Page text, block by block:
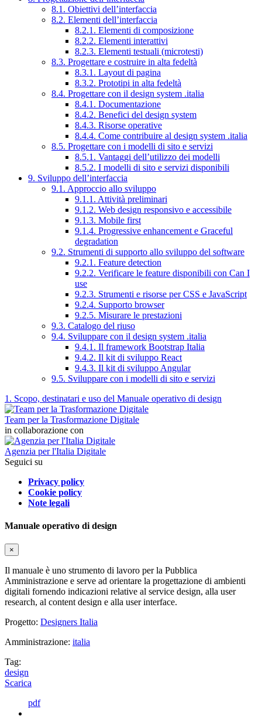
8.1. Obiettivi dell’interfaccia
8.2. Elementi dell’interfaccia
8.2.1. Elementi di composizione
8.2.2. Elementi interattivi
8.2.3. Elementi testuali (microtesti)
8.3. Progettare e costruire in alta fedeltà
8.3.1. Layout di pagina
8.3.2. Prototipi in alta fedeltà
8.4. Progettare con il design system .italia
8.4.1. Documentazione
8.4.2. Benefici del design system
8.4.3. Risorse operative
8.4.4. Come contribuire al design system .italia
8.5. Progettare con i modelli di sito e servizi
8.5.1. Vantaggi dell’utilizzo dei modelli
8.5.2. I modelli di sito e servizi disponibili
9. Sviluppo dell’interfaccia
9.1. Approccio allo sviluppo
9.1.1. Attività preliminari
9.1.2. Web design responsivo e accessibile
9.1.3. Mobile first
9.1.4. Progressive enhancement e Graceful
degradation
9.2. Strumenti di supporto allo sviluppo del software
9.2.1. Feature detection
9.2.2. Verificare le feature disponibili con Can I
use
9.2.3. Strumenti e risorse per CSS e JavaScript
9.2.4. Supporto browser
9.2.5. Misurare le prestazioni
9.3. Catalogo del riuso
9.4. Sviluppare con il design system .italia
9.4.1. Il framework Bootstrap Italia
9.4.2. Il kit di sviluppo React
9.4.3. Il kit di sviluppo Angular
9.5. Sviluppare con i modelli di sito e servizi
1. Scopo, destinatari e uso del Manuale operativo di design
Team per la Trasformazione Digitale
in collaborazione con
Agenzia per l'Italia Digitale
Seguici su
Privacy policy
Cookie policy
Note legali
Manuale operativo di design
×
Il manuale è uno strumento di lavoro per la Pubblica
Amministrazione e serve ad orientare la progettazione di ambienti
digitali fornendo indicazioni relative al service design, alla user
research, al content design e alla user interface.
Progetto: Designers Italia
Amministrazione: italia
Tag:
design
Scarica
pdf